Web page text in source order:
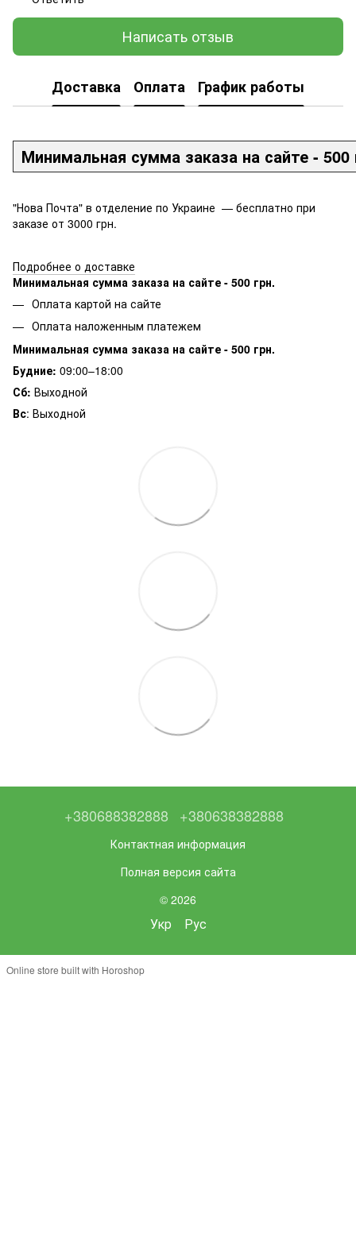
Написать отзыв
Доставка Оплата График работы
Минимальная сумма заказа на сайте - 500
"Нова Почта" в отделение по Украине — бесплатно при
заказе от 3000 грн.
Подробнее о доставке
Минимальная сумма заказа на сайте - 500 грн.
Оплата картой на сайте
Оплата наложенным платежем
Минимальная сумма заказа на сайте - 500 грн.
Будние: 09:00–18:00
Сб: Выходной
Вс: Выходной
+380688382888 +380638382888
Контактная информация
Полная версия сайта
© 2026
Укр Рус
Online store built with Horoshop